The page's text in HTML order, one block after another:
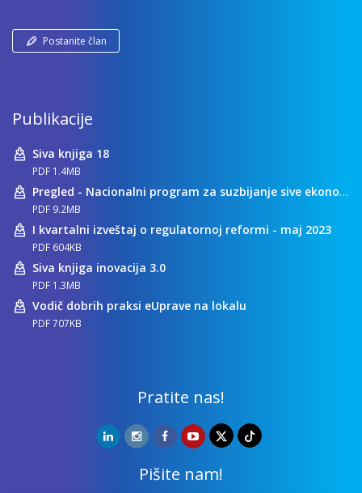
Postanite član
Publikacije
Siva knjiga 18
PDF 1.4MB
Pregled - Nacionalni program za suzbijanje sive ekonomije
PDF 9.2MB
I kvartalni izveštaj o regulatornoj reformi - maj 2023
PDF 604KB
Siva knjiga inovacija 3.0
PDF 1.3MB
Vodič dobrih praksi eUprave na lokalu
PDF 707KB
Pratite nas!
Pišite nam!